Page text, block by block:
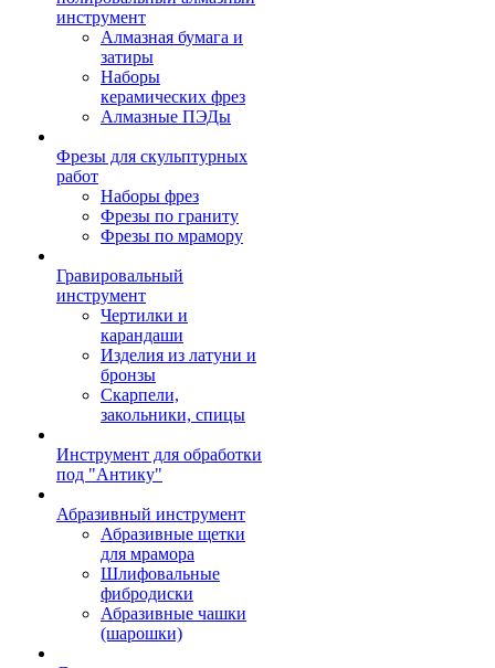
инструмент
Алмазная бумага и
затиры
Наборы
керамических фрез
Алмазные ПЭДы
Фрезы для скульптурных
работ
Наборы фрез
Фрезы по граниту
Фрезы по мрамору
Гравировальный
инструмент
Чертилки и
карандаши
Изделия из латуни и
бронзы
Скарпели,
закольники, спицы
Инструмент для обработки
под "Антику"
Абразивный инструмент
Абразивные щетки
для мрамора
Шлифовальные
фибродиски
Абразивные чашки
(шарошки)